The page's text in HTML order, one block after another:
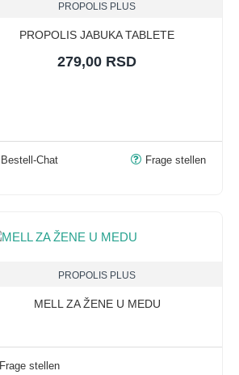
PROPOLIS PLUS
PROPOLIS JABUKA TABLETE
279,00 RSD
Bestell-Chat Frage stellen
PROPOLIS PLUS
MELL ZA ŽENE U MEDU
Frage stellen